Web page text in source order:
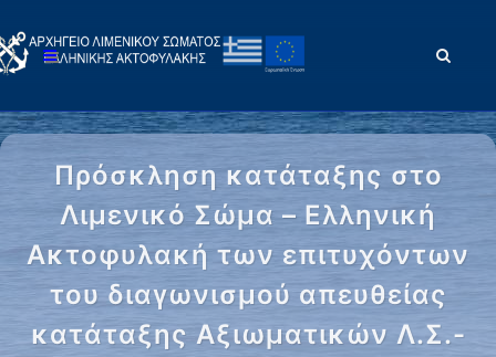
Πρόσκληση κατάταξης στο
Λιμενικό Σώμα – Ελληνική
Ακτοφυλακή των επιτυχόντων
του διαγωνισμού απευθείας
κατάταξης Αξιωματικών Λ.Σ.-